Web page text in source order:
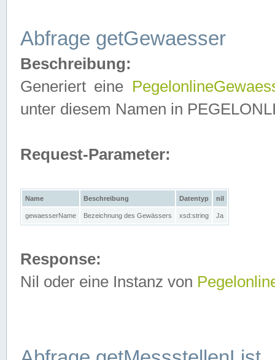
Abfrage getGewaesser
Beschreibung:
Generiert eine
unter diesem Namen in
Request-Parameter:
Name Beschreibung Datentyp nil
gewaesserName Bezeichnung des Gewässers xsd:string Ja
Response:
Nil oder eine Instanz von